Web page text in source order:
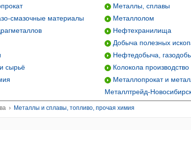
смазочные материалы
сырьё
Металлы, сплавы
Металлолом
Нефтехранилища
Добыча полезных
Нефтедобыча,
Колокола
Металлопрокат и
Металлтрейд-
› Металлы и сплавы, топливо, прочая химия